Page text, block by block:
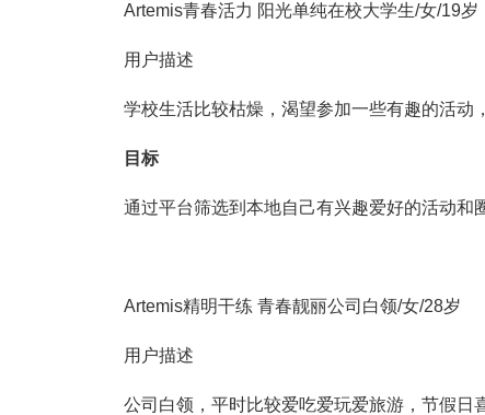
Artemis青春活力 阳光单纯在校大学生/女/19岁
用户描述
学校生活比较枯燥，渴望参加一些有趣的活动
目标
通过平台筛选到本地自己有兴趣爱好的活动和
Artemis精明干练 青春靓丽公司白领/女/28岁
用户描述
公司白领，平时比较爱吃爱玩爱旅游，节假